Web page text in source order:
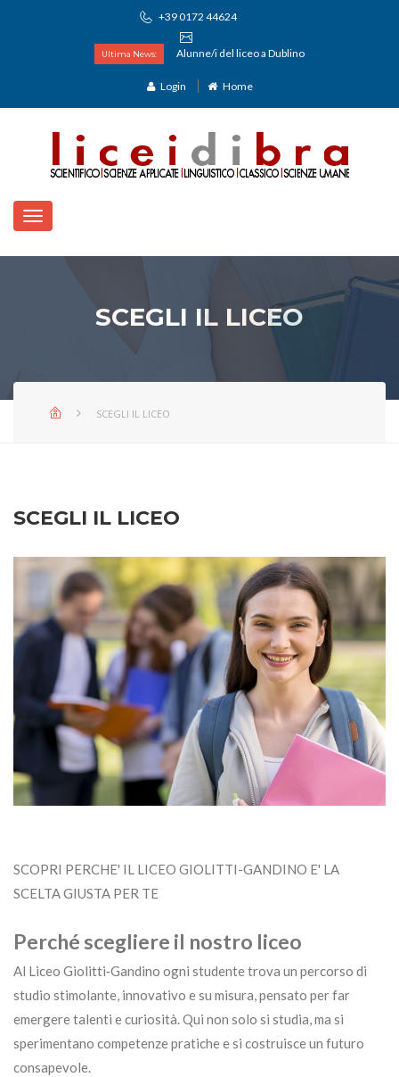
+39 0172 44624
Ultima News: Alunne/i del liceo a Dublino
Login Home
SCEGLI IL LICEO
SCEGLI IL LICEO
SCEGLI IL LICEO
SCOPRI PERCHE' IL LICEO GIOLITTI-GANDINO E' LA
SCELTA GIUSTA PER TE
Perché scegliere il nostro liceo
Al Liceo Giolitti‑Gandino ogni studente trova un percorso di
studio stimolante, innovativo e su misura, pensato per far
emergere talenti e curiosità. Qui non solo si studia, ma si
sperimentano competenze pratiche e si costruisce un futuro
consapevole.